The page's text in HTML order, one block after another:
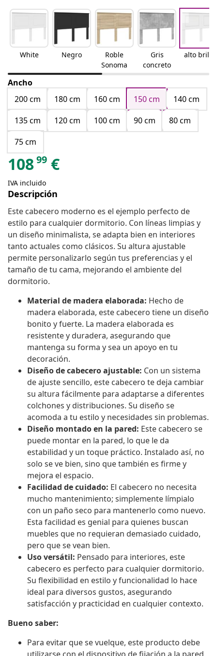
White Negro
Roble
Sonoma
Gris
concreto
alto brillo
Ancho
200 cm
180 cm 160 cm 150 cm
140 cm
135 cm
120 cm 100 cm 90 cm
80 cm
75 cm
10899 €
IVA incluido
Descripción
Este cabecero moderno es el ejemplo perfecto de
estilo para cualquier dormitorio. Con líneas limpias y
un diseño minimalista, se adapta bien en interiores
tanto actuales como clásicos. Su altura ajustable
permite personalizarlo según tus preferencias y el
tamaño de tu cama, mejorando el ambiente del
dormitorio.
Material de madera elaborada: Hecho de
madera elaborada, este cabecero tiene un diseño
bonito y fuerte. La madera elaborada es
resistente y duradera, asegurando que
mantenga su forma y sea un apoyo en tu
decoración.
Diseño de cabecero ajustable: Con un sistema
de ajuste sencillo, este cabecero te deja cambiar
su altura fácilmente para adaptarse a diferentes
colchones y distribuciones. Su diseño se
acomoda a tu estilo y necesidades sin problemas.
Diseño montado en la pared: Este cabecero se
puede montar en la pared, lo que le da
estabilidad y un toque práctico. Instalado así, no
solo se ve bien, sino que también es firme y
mejora el espacio.
Facilidad de cuidado: El cabecero no necesita
mucho mantenimiento; simplemente límpialo
con un paño seco para mantenerlo como nuevo.
Esta facilidad es genial para quienes buscan
muebles que no requieran demasiado cuidado,
pero que se vean bien.
Uso versátil: Pensado para interiores, este
cabecero es perfecto para cualquier dormitorio.
Su flexibilidad en estilo y funcionalidad lo hace
ideal para diversos gustos, asegurando
satisfacción y practicidad en cualquier contexto.
Bueno saber:
Para evitar que se vuelque, este producto debe